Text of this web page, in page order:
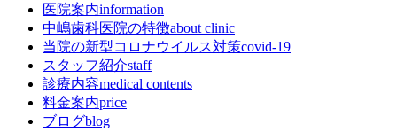
医院案内information
中嶋歯科医院の特徴about clinic
当院の新型コロナウイルス対策covid-19
スタッフ紹介staff
診療内容medical contents
料金案内price
ブログblog